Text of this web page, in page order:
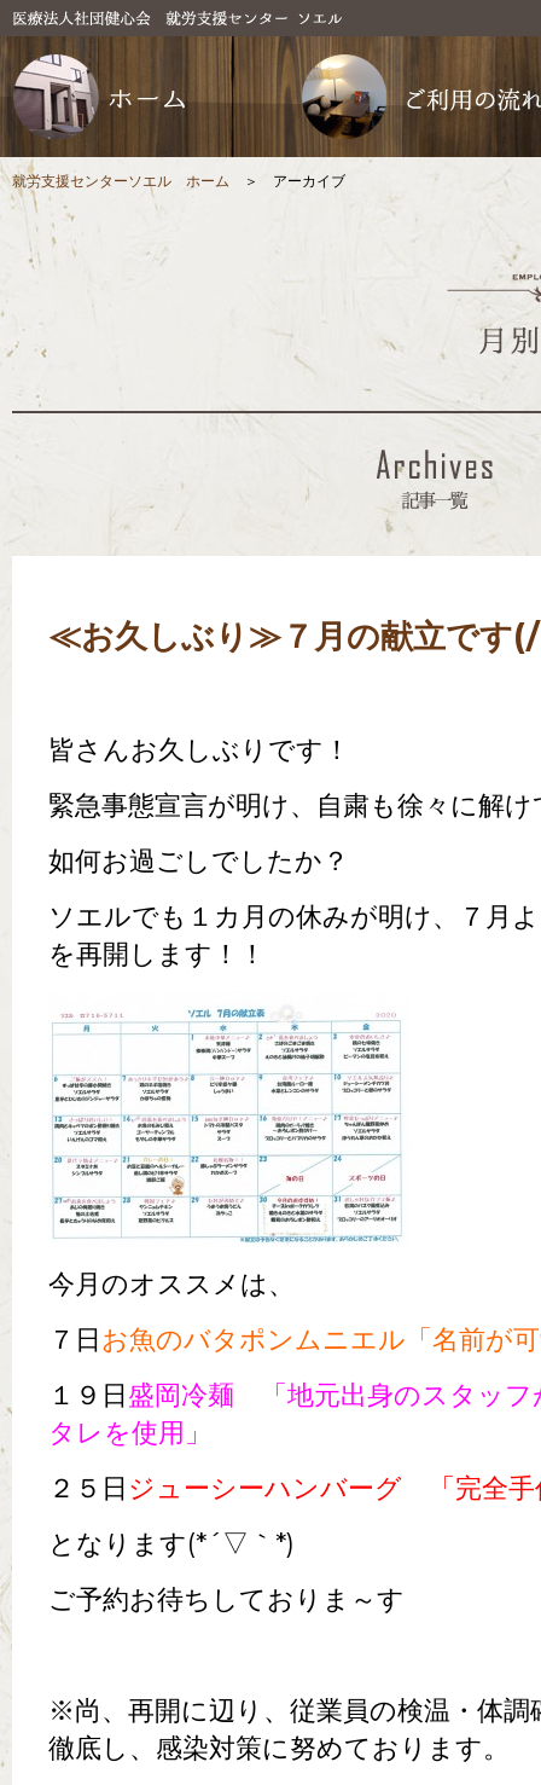
就労支援センターソエル ホーム ＞ アーカイブ
≪お久しぶり≫７月の献立です
皆さんお久しぶりです！
緊急事態宣言が明け、自粛も徐々に解
如何お過ごしでしたか？
ソエルでも１カ月の休みが明け、７月
を再開します！！
今月のオススメは、
７日お魚のバタポンムニエル「名前が
１９日盛岡冷麺 「地元出身のスタッフ
タレを使用」
２５日ジューシーハンバーグ 「完全手
となります(*´▽｀*)
ご予約お待ちしておりま～す
※尚、再開に辺り、従業員の検温・体調
徹底し、感染対策に努めております。